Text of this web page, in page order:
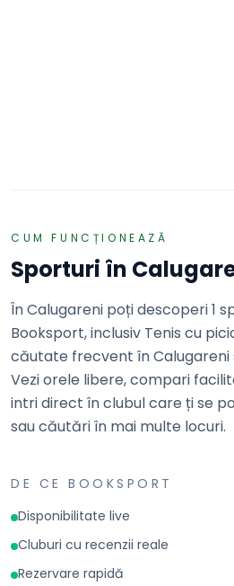
CUM FUNCȚIONEAZĂ
Sporturi în
În Calugareni poți descoperi 1
Booksport, inclusiv Tenis cu
căutate frecvent în Calugareni
Vezi orele libere, compari
intri direct în clubul care ți se
sau căutări în mai multe locuri.
DE CE BOOKSPORT
Disponibilitate live
Cluburi cu recenzii reale
Rezervare rapidă